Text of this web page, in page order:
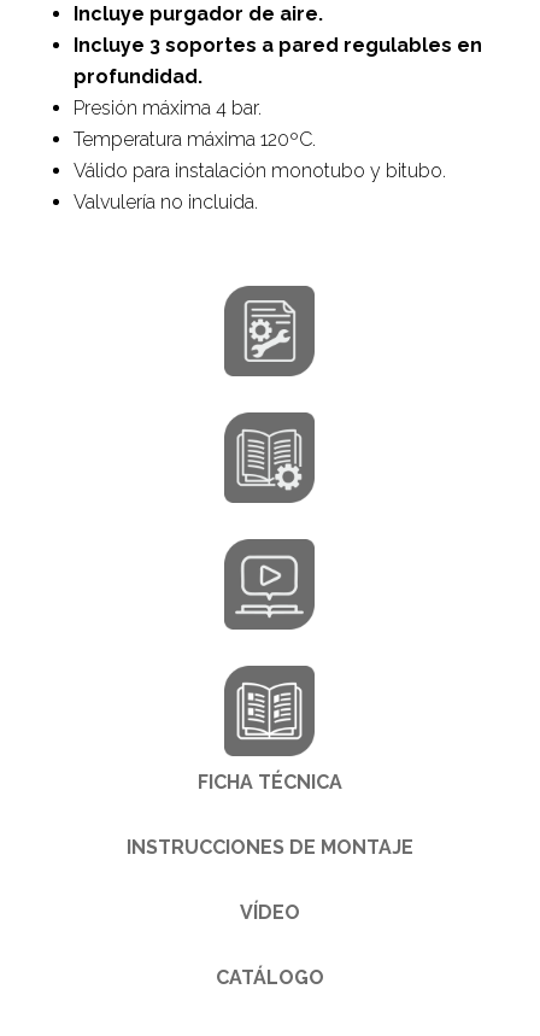
Incluye purgador de aire.
Incluye 3 soportes a pared regulables en
profundidad.
Presión máxima 4 bar.
Temperatura máxima 120ºC.
Válido para instalación monotubo y bitubo.
Valvulería no incluida.
FICHA TÉCNICA
INSTRUCCIONES DE MONTAJE
VÍDEO
CATÁLOGO